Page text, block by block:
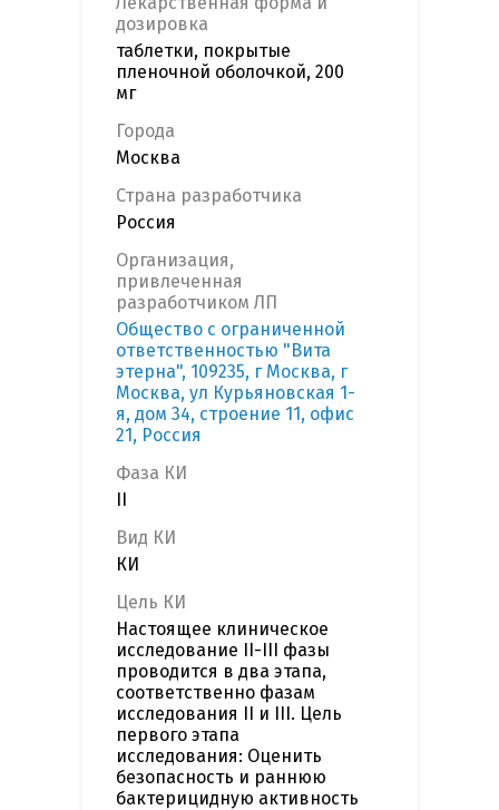
дозировка
таблетки, покрытые
пленочной оболочкой, 200
мг
Города
Москва
Страна разработчика
Россия
Организация,
привлеченная
разработчиком ЛП
Общество с ограниченной
ответственностью "Вита
этерна", 109235, г Москва, г
Москва, ул Курьяновская 1-
я, дом 34, строение 11, офис
21, Россия
Фаза КИ
Вид КИ
КИ
Цель КИ
Настоящее клиническое
исследование II-III фазы
проводится в два этапа,
соответственно фазам
исследования II и III. Цель
первого этапа
исследования: Оценить
безопасность и раннюю
бактерицидную активность